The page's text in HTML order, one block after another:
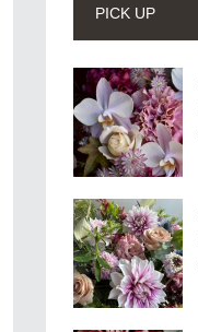
PICK UP